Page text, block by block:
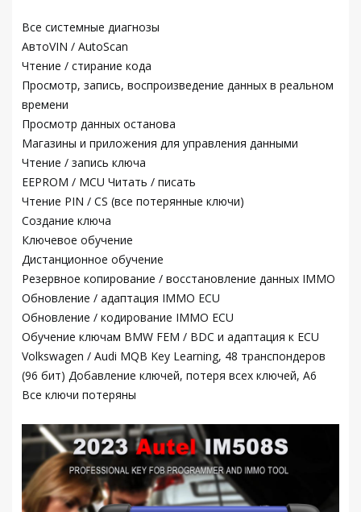
Все системные диагнозы
АвтоVIN / AutoScan
Чтение / стирание кода
Просмотр, запись, воспроизведение данных в реальном
времени
Просмотр данных останова
Магазины и приложения для управления данными
Чтение / запись ключа
EEPROM / MCU Читать / писать
Чтение PIN / CS (все потерянные ключи)
Создание ключа
Ключевое обучение
Дистанционное обучение
Резервное копирование / восстановление данных IMMO
Обновление / адаптация IMMO ECU
Обновление / кодирование IMMO ECU
Обучение ключам BMW FEM / BDC и адаптация к ECU
Volkswagen / Audi MQB Key Learning, 48 транспондеров
(96 бит) Добавление ключей, потеря всех ключей, A6
Все ключи потеряны